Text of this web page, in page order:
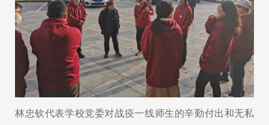
林忠钦代表学校党委对战疫一线师生的辛勤付出和无私